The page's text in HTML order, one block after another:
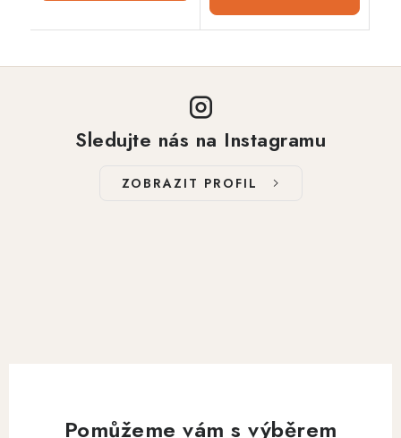
Sledujte nás na Instagramu
ZOBRAZIT PROFIL
Pomůžeme vám s výběrem